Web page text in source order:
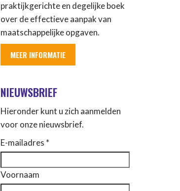
praktijkgerichte en degelijke boek
over de effectieve aanpak van
maatschappelijke opgaven.
MEER INFORMATIE
NIEUWSBRIEF
Hieronder kunt u zich aanmelden
voor onze nieuwsbrief.
E-mailadres *
Voornaam